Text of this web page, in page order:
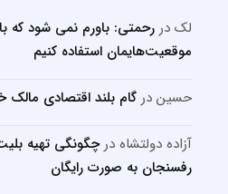
لک در رحمتی: باورم نمی شود که
موقعیت‌هایمان استفاده کنیم
حسین در گام بلند اقتصادی مالک
آزاده دولتشاه درچگونگی تهیه
رفسنجان به صورت رایگان